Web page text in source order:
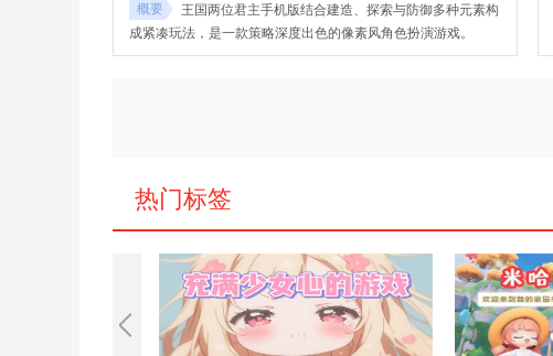
概要
王国两位君主手机版结合建造、探索与防御多种元素构
成紧凑玩法，是一款策略深度出色的像素风角色扮演游戏。
热门标签